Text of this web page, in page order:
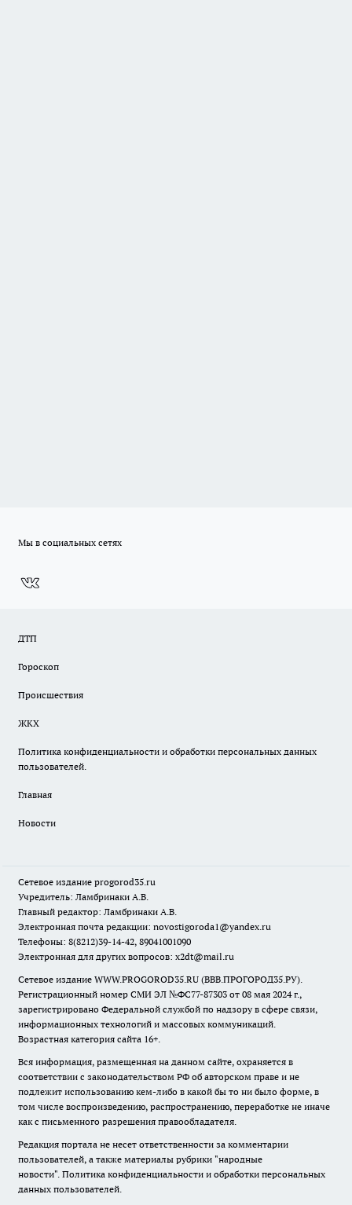
Мы в социальных сетях
ДТП
Гороскоп
Происшествия
ЖКХ
Политика конфиденциальности и обработки персональных данных
пользователей.
Главная
Новости
Сетевое издание progorod35.ru
Учредитель: Ламбринаки А.В.
Главный редактор: Ламбринаки А.В.
Электронная почта редакции: novostigoroda1@yandex.ru
Телефоны: 8(8212)39-14-42, 89041001090
Электронная для других вопросов: x2dt@mail.ru
Сетевое издание WWW.PROGOROD35.RU (ВВВ.ПРОГОРОД35.РУ).
Регистрационный номер СМИ ЭЛ №ФС77-87303 от 08 мая 2024 г.,
зарегистрировано Федеральной службой по надзору в сфере связи,
информационных технологий и массовых коммуникаций.
Возрастная категория сайта 16+.
Вся информация, размещенная на данном сайте, охраняется в
соответствии с законодательством РФ об авторском праве и не
подлежит использованию кем-либо в какой бы то ни было форме, в
том числе воспроизведению, распространению, переработке не иначе
как с письменного разрешения правообладателя.
Редакция портала не несет ответственности за комментарии
пользователей, а также материалы рубрики "народные
новости". Политика конфиденциальности и обработки персональных
данных пользователей.